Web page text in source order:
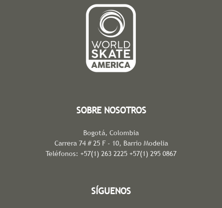
SOBRE NOSOTROS
Bogotá, Colombia
Carrera 74 # 25 F - 10, Barrio Modelia
Teléfonos: +57(1) 263 2225 +57(1) 295 0867
SÍGUENOS